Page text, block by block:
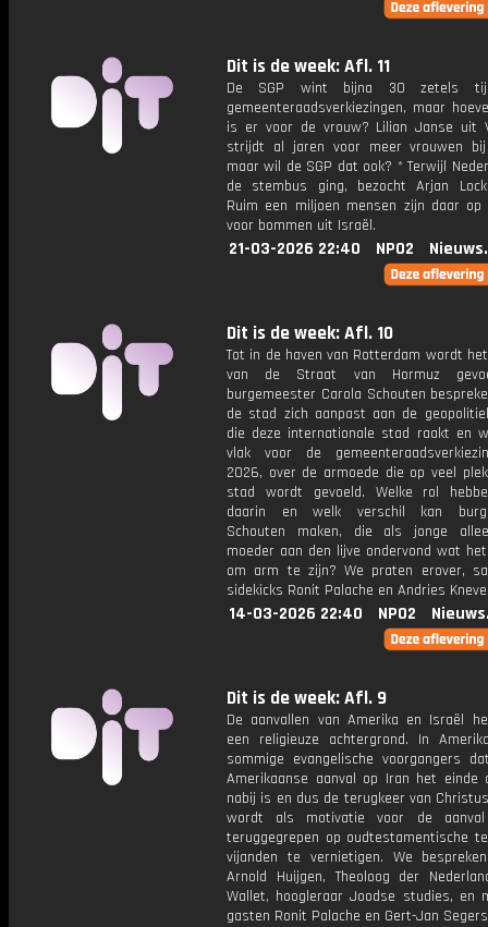
Dit is de week: Afl. 11
De SGP wint bijna 30 zetels
gemeenteraadsverkiezingen, maar
is er voor de vrouw? Lilian Janse uit
strijdt al jaren voor meer vrouwen bij
maar wil de SGP dat ook? * Terwijl
de stembus ging, bezocht Arjan
Ruim een miljoen mensen zijn daar op
voor bommen uit Israël.
21-03-2026 22:40 NPO2
Dit is de week: Afl. 10
Tot in de haven van Rotterdam wordt
van de Straat van Hormuz
burgemeester Carola Schouten
de stad zich aanpast aan de
die deze internationale stad raakt en
vlak voor de
2026, over de armoede die op veel
stad wordt gevoeld. Welke rol
daarin en welk verschil kan
Schouten maken, die als jonge
moeder aan den lijve ondervond wat
om arm te zijn? We praten erover,
sidekicks Ronit Palache en Andries
14-03-2026 22:40 NPO2
Dit is de week: Afl. 9
De aanvallen van Amerika en Israël
een religieuze achtergrond. In
sommige evangelische voorgangers
Amerikaanse aanval op Iran het einde
nabij is en dus de terugkeer van
wordt als motivatie voor de
teruggegrepen op oudtestamentische
vijanden te vernietigen. We
Arnold Huijgen, Theoloog der
Wallet, hoogleraar Joodse studies, en
gasten Ronit Palache en Gert-Jan